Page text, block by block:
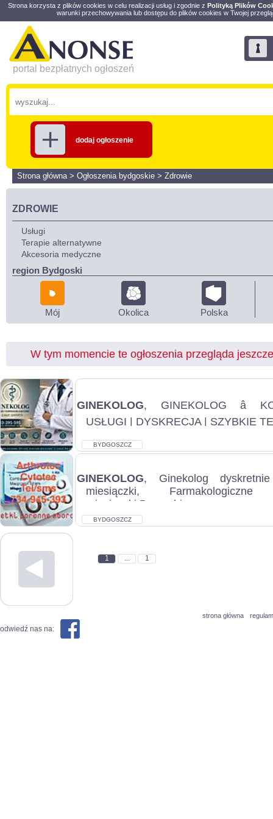
Strona korzysta z plików cookies w celu realizacji usług i zgodnie z Polityką Plików
warunki przechowywania lub dostępu do plików cookies w Twojej
portal bezpłatnych ogłoszeń
dodaj ogłoszenie
Strona główna> Ogłoszenia bydgoskie > Zdrowie
ZDROWIE
Usługi
Terapie alternatywne
Akcesoria medyczne
region Bydgoski
Mój Okolica Polska
W tym momencie te ogłoszenia przegląda
GINEKOLOG, GINEKOLOG â
USŁUGI | DYSKRECJA | SZYBKIE
ginekologiczną. Zapewnia...
BYDGOSZCZ
GINEKOLOG, Ginekolog dyskretnie
miesiączki, Farmakologiczne
miesiączki Bez zabiegowe
Tab...
BYDGOSZCZ
1 ... 1
strona główna
odwiedź nas na: